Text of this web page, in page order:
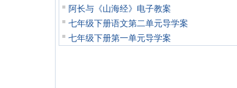
阿长与《山海经》电子教案
七年级下册语文第二单元导学案
七年级下册第一单元导学案